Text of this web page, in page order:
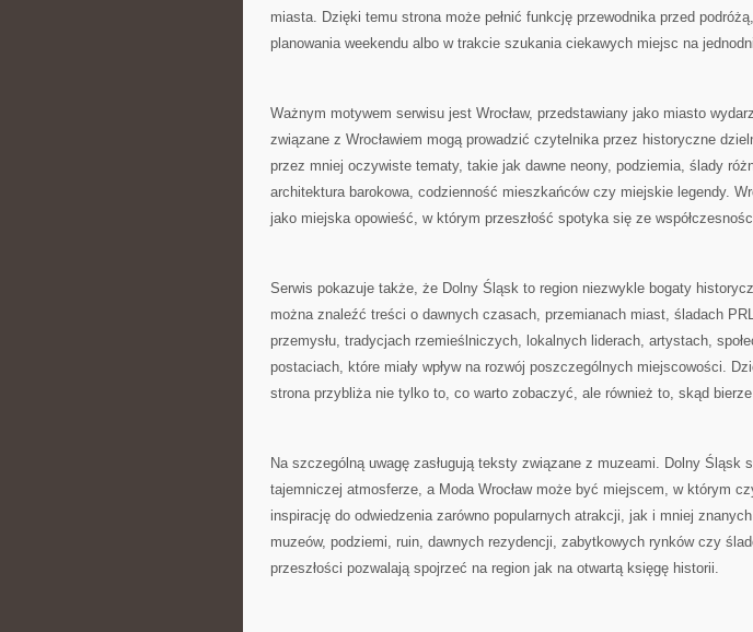
miasta. Dzięki temu strona może pełnić funkcję przewodnika przed
planowania weekendu albo w trakcie szukania ciekawych miejsc na
Ważnym motywem serwisu jest Wrocław, przedstawiany jako miasto
związane z Wrocławiem mogą prowadzić czytelnika przez historyczne
przez mniej oczywiste tematy, takie jak dawne neony, podziemia, ślady
architektura barokowa, codzienność mieszkańców czy miejskie legendy.
jako miejska opowieść, w którym przeszłość spotyka się ze
Serwis pokazuje także, że Dolny Śląsk to region niezwykle bogaty
można znaleźć treści o dawnych czasach, przemianach miast, śladach
przemysłu, tradycjach rzemieślniczych, lokalnych liderach, artystach,
postaciach, które miały wpływ na rozwój poszczególnych miejscowości.
strona przybliża nie tylko to, co warto zobaczyć, ale również to, skąd
Na szczególną uwagę zasługują teksty związane z muzeami. Dolny Śląsk
tajemniczej atmosferze, a Moda Wrocław może być miejscem, w którym
inspirację do odwiedzenia zarówno popularnych atrakcji, jak i mniej
muzeów, podziemi, ruin, dawnych rezydencji, zabytkowych rynków czy
przeszłości pozwalają spojrzeć na region jak na otwartą księgę historii.